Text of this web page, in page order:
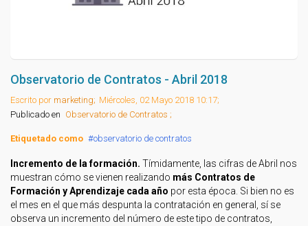
Observatorio de Contratos - Abril 2018
Escrito por marketing; Miércoles, 02 Mayo 2018 10:17;
Publicado en Observatorio de Contratos ;
Etiquetado como observatorio de contratos
Incremento de la formación. Tímidamente, las cifras de Abril nos
muestran cómo se vienen realizando más Contratos de
Formación y Aprendizaje cada año por esta época. Si bien no es
el mes en el que más despunta la contratación en general, sí se
observa un incremento del número de este tipo de contratos,